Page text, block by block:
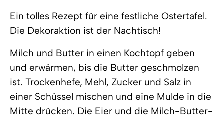
Ein tolles Rezept für eine festliche Ostertafel.
Die Dekoraktion ist der Nachtisch!
Milch und Butter in einen Kochtopf geben
und erwärmen, bis die Butter geschmolzen
ist. Trockenhefe, Mehl, Zucker und Salz in
einer Schüssel mischen und eine Mulde in die
Mitte drücken. Die Eier und die Milch-Butter-